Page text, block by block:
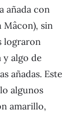
añada con
Mâcon), sin
lograron
algo de
añadas. Este
algunos
amarillo,